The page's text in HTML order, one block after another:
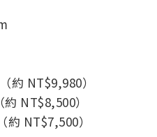
約 NT$9,980）
NT$8,500）
約 NT$7,500）